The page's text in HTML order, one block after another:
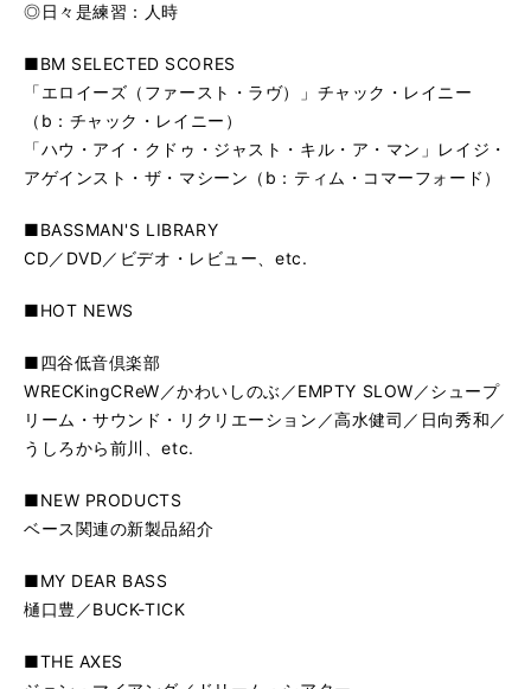
◎日々是練習：人時
■BM SELECTED SCORES
「エロイーズ（ファースト・ラヴ）」チャック・レイニー
（b：チャック・レイニー）
「ハウ・アイ・クドゥ・ジャスト・キル・ア・マン」レイジ・
アゲインスト・ザ・マシーン（b：ティム・コマーフォード）
■BASSMAN'S LIBRARY
CD／DVD／ビデオ・レビュー、etc.
■HOT NEWS
■四谷低音倶楽部
WRECKingCReW／かわいしのぶ／EMPTY SLOW／シュープ
リーム・サウンド・リクリエーション／高水健司／日向秀和／
うしろから前川、etc.
■NEW PRODUCTS
ベース関連の新製品紹介
■MY DEAR BASS
樋口豊／BUCK-TICK
■THE AXES